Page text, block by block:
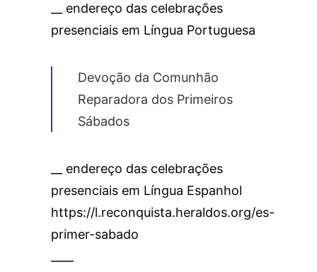
__ endereço das celebrações
presenciais em Língua Portuguesa
Devoção da Comunhão
Reparadora dos Primeiros
Sábados
__ endereço das celebrações
presenciais em Língua Espanhol
https://l.reconquista.heraldos.org/es-
primer-sabado